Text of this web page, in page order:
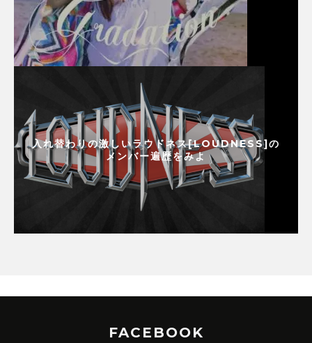
入れ替わりの激しいラウドネス[LOUDNESS]の
メンバー遍歴をみよ
FACEBOOK